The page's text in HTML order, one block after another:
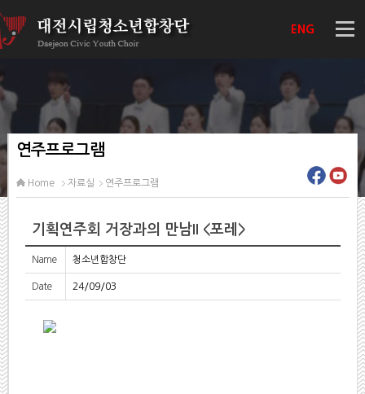
ENG
연주프로그램
Home 자료실 연주프로그램
기획연주회 거장과의 만남II <포레>
Name 청소년합창단
Date 24/09/03